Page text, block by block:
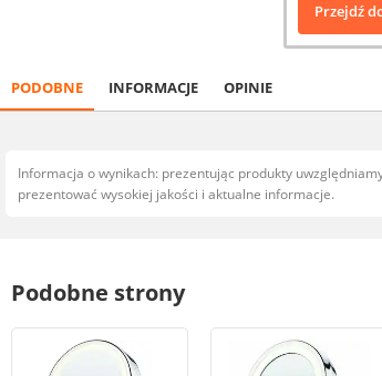
Przejdź
PODOBNE INFORMACJE OPINIE
Informacja o wynikach: prezentując produkty
prezentować wysokiej jakości i aktualne informacje.
Podobne strony